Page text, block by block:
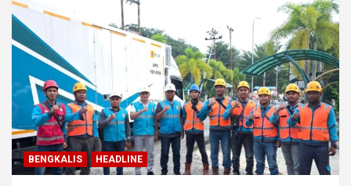
BENGKALIS HEADLINE